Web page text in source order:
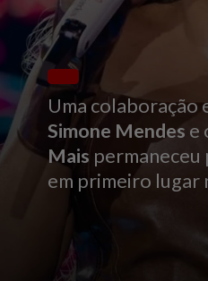
Uma colaboração
Simone Mendes e
Mais permaneceu
em primeiro lugar